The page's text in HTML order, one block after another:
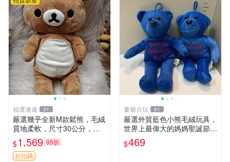
福運連連 31
嚴選幾乎全新M款鬆熊，毛絨
質地柔軟，尺寸30公分，做
工精緻可愛，適合收藏或贈送
親友。中古使用痕跡，手感依
然優良。 鬆熊 嬰熊 毛玩偶
$1,569 95折
折扣碼
董爺古玩 61
嚴選外貿藍色小熊毛絨玩具，
世界上最偉大的媽媽聖誕節推
薦禮物 五角星 兒童玩具 母親
節
$469